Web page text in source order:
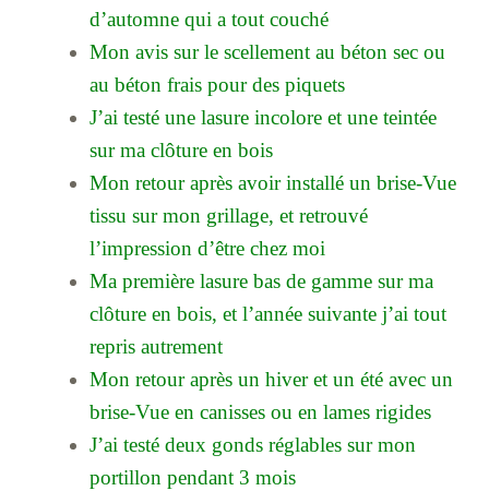
d’automne qui a tout couché
Mon avis sur le scellement au béton sec ou
au béton frais pour des piquets
J’ai testé une lasure incolore et une teintée
sur ma clôture en bois
Mon retour après avoir installé un brise-Vue
tissu sur mon grillage, et retrouvé
l’impression d’être chez moi
Ma première lasure bas de gamme sur ma
clôture en bois, et l’année suivante j’ai tout
repris autrement
Mon retour après un hiver et un été avec un
brise-Vue en canisses ou en lames rigides
J’ai testé deux gonds réglables sur mon
portillon pendant 3 mois